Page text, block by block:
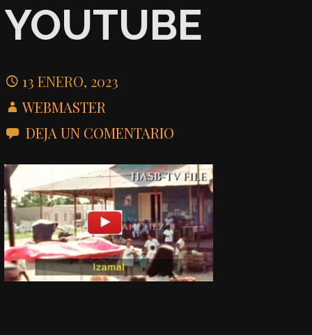
YOUTUBE
13 ENERO, 2023
WEBMASTER
DEJA UN COMENTARIO